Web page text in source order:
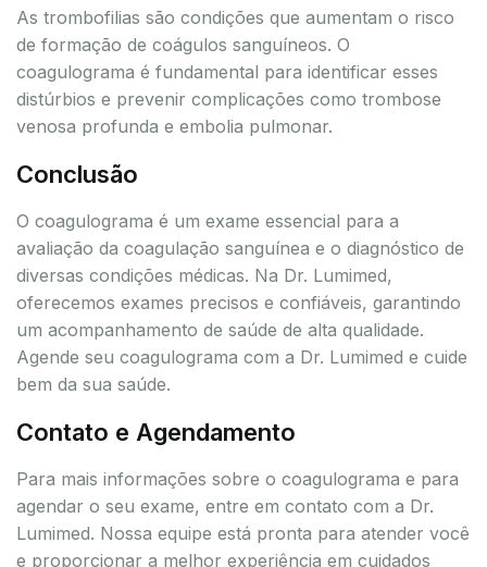
As trombofilias são condições que aumentam o risco
de formação de coágulos sanguíneos. O
coagulograma é fundamental para identificar esses
distúrbios e prevenir complicações como trombose
venosa profunda e embolia pulmonar.
Conclusão
O coagulograma é um exame essencial para a
avaliação da coagulação sanguínea e o diagnóstico de
diversas condições médicas. Na Dr. Lumimed,
oferecemos exames precisos e confiáveis, garantindo
um acompanhamento de saúde de alta qualidade.
Agende seu coagulograma com a Dr. Lumimed e cuide
bem da sua saúde.
Contato e Agendamento
Para mais informações sobre o coagulograma e para
agendar o seu exame, entre em contato com a Dr.
Lumimed. Nossa equipe está pronta para atender você
e proporcionar a melhor experiência em cuidados